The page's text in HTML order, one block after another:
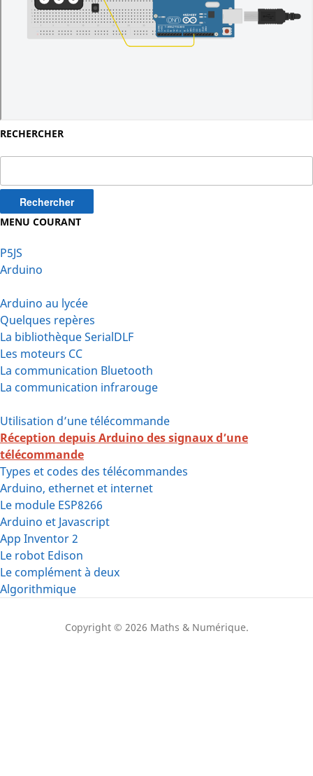
RECHERCHER
MENU COURANT
P5JS
Arduino
Arduino au lycée
Quelques repères
La bibliothèque SerialDLF
Les moteurs CC
La communication Bluetooth
La communication infrarouge
Utilisation d’une télécommande
Réception depuis Arduino des signaux d’une
télécommande
Types et codes des télécommandes
Arduino, ethernet et internet
Le module ESP8266
Arduino et Javascript
App Inventor 2
Le robot Edison
Le complément à deux
Algorithmique
Copyright © 2026 Maths & Numérique.